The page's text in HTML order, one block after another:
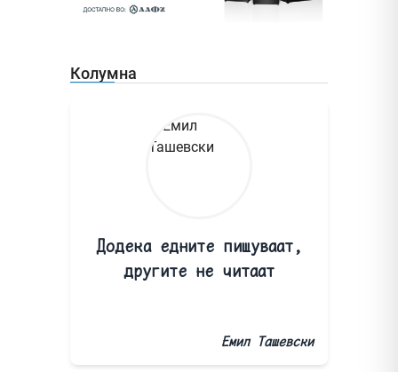
Колумна
Додека едните пишуваат,
другите не читаат
Емил Ташевски